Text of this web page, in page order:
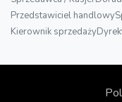
Przedstawiciel handlowy
Kierownik sprzedaży